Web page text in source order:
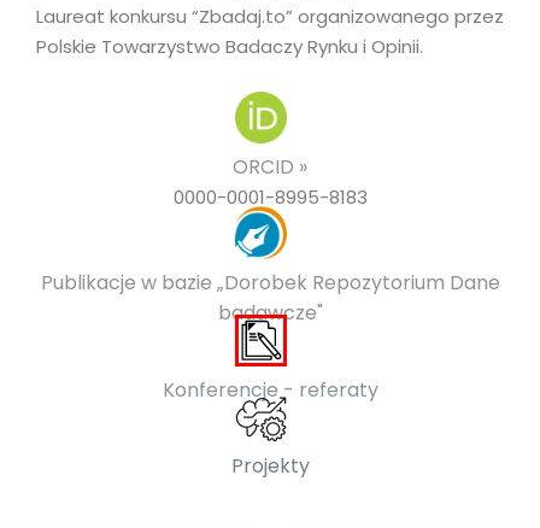
Laureat konkursu “Zbadaj.to” organizowanego przez
Polskie Towarzystwo Badaczy Rynku i Opinii.
ORCID »
0000-0001-8995-8183
Publikacje w bazie „Dorobek Repozytorium Dane
badawcze"
Konferencje - referaty
Projekty